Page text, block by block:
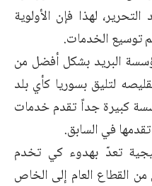
لهذا فإن الأولوية
توسيع الخدمات.
البريد بشكل أفضل من
لتليق بسوريا كأي بلد
كبيرة جداً تقدم خدمات
في السابق.
تعدّ بهدوء كي تخدم
القطاع العام إلى الخاص